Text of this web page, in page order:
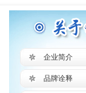
企业简介
品牌诠释